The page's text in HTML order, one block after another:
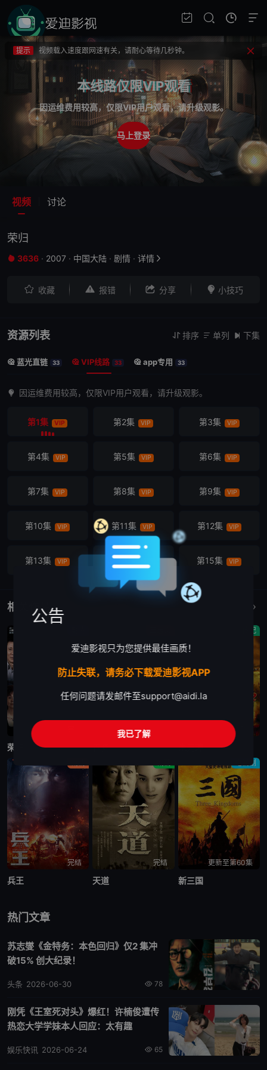
提示
提示
如果无法播放请重新刷新页面，或者切换线路。
提示
视频载入速度跟网速有关，请耐心等待几秒钟。
不要轻易相信视频中的广告，谨防上当受骗!
本线路仅限VIP观看
因运维费用较高，仅限VIP用户观看，请升级观影。
马上登录
视频 讨论
荣归
 3636 · 2007 · 中国大陆 · 剧情 · 详情 
 收藏  报错  分享  小技巧
资源列表  排序  单列  下集
 蓝光直链 33  VIP线路 33  app专用 33
因运维费用较高，仅限VIP用户观看，请升级观影。
第1集 VIP 第2集 VIP 第3集 VIP
第4集 VIP 第5集 VIP 第6集 VIP
第7集 VIP 第8集 VIP 第9集 VIP
第10集 VIP 第11集 VIP 第12集 VIP
第13集 VIP 第14集 第15集 VIP
第18集
VIP VIP
VIP 第26集 VIP 第27集
第28集 第29集 VIP VIP
第31集 VIP 第32集 VIP 第33集 VIP
相关作品
荣归 青瓷
传记
朱元璋
完结
兵王
完结
天道
电视剧
更新至第60集
新三国
热门文章
苏志燮《金特务：本色回归》仅2 集冲
破15% 创大纪录！
78
头条 2026-06-30
刚凭《王室死对头》爆红！许楠俊遭传
热恋大学学妹本人回应：太有趣
65
娱乐快讯 2026-06-24
公告
爱迪影视只为您提供最佳画质！
防止失联，请务必下载爱迪影视APP
任何问题请发邮件至support@aidi.la
我已了解